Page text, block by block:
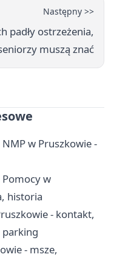
Następny >>
padły ostrzeżenia,
muszą znać
w Pruszkowie -
Pomocy w
historia
- kontakt,
parking
- msze,